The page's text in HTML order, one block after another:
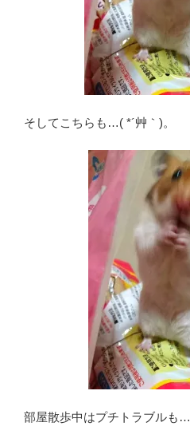
そしてこちらも…( *´艸｀)。
部屋散歩中はプチトラブルも…